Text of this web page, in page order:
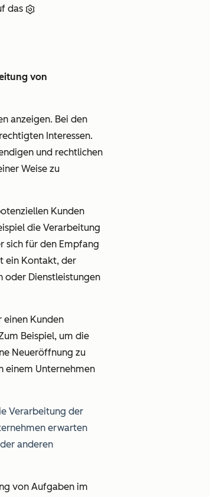
das
von
anzeigen. Bei den
Interessen.
und rechtlichen
Weise zu
Kunden
die Verarbeitung
sich für den Empfang
ein Kontakt, der
oder Dienstleistungen
einen Kunden
Beispiel, um die
Neueröffnung zu
einem Unternehmen
Verarbeitung der
erwarten
anderen
von Aufgaben im